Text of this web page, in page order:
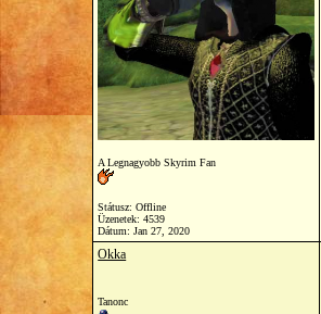
A Legnagyobb Skyrim Fan
Státusz: Offline
Üzenetek: 4539
Dátum:Jan 27, 2020
Okka
Tanonc